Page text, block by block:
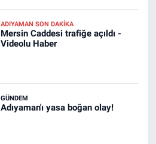
ADIYAMAN SON DAKIKA
Mersin Caddesi trafiğe açıldı -
Videolu Haber
GÜNDEM
Adıyaman'ı yasa boğan olay!